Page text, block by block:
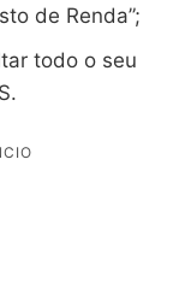
de Renda”;
todo o seu